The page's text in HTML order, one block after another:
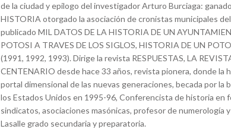
de la ciudad y epilogo del investigador Arturo Burciaga:
HISTORIA otorgado la asociación de cronistas municipales
publicado MIL DATOS DE LA HISTORIA DE UN
POTOSI A TRAVES DE LOS SIGLOS, HISTORIA DE UN
(1991, 1992, 1993). Dirige la revista RESPUESTAS, LA
CENTENARIO desde hace 33 años, revista pionera, donde la
portal dimensional de las nuevas generaciones, becada por la
los Estados Unidos en 1995-96, Conferencista de historia en
sindicatos, asociaciones masónicas, profesor de numerología
Lasalle grado secundaria y preparatoria.